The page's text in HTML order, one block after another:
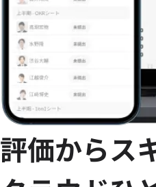
評価からス